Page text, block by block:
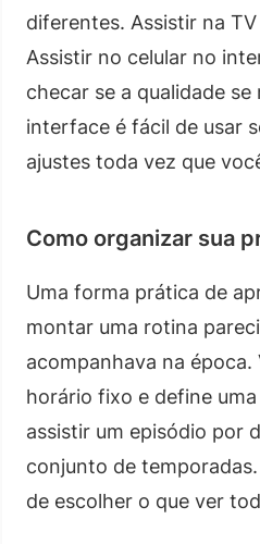
diferentes. Assistir na
Assistir no celular no
checar se a qualidade se
interface é fácil de usar
ajustes toda vez que
Como organizar sua
Uma forma prática de
montar uma rotina
acompanhava na época.
horário fixo e define
assistir um episódio por
conjunto de
de escolher o que ver